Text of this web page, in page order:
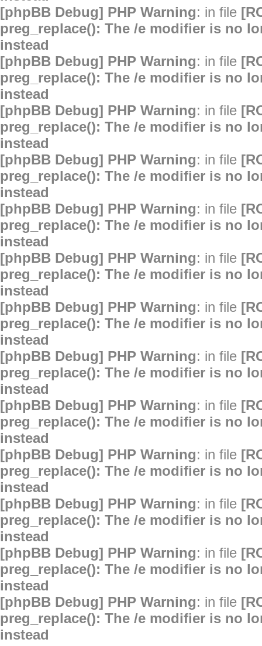
[phpBB Debug] PHP Warning: in file
preg_replace(): The /e modifier is no
instead
[phpBB Debug] PHP Warning: in file
preg_replace(): The /e modifier is no
instead
[phpBB Debug] PHP Warning: in file
preg_replace(): The /e modifier is no
instead
[phpBB Debug] PHP Warning: in file
preg_replace(): The /e modifier is no
instead
[phpBB Debug] PHP Warning: in file
preg_replace(): The /e modifier is no
instead
[phpBB Debug] PHP Warning: in file
preg_replace(): The /e modifier is no
instead
[phpBB Debug] PHP Warning: in file
preg_replace(): The /e modifier is no
instead
[phpBB Debug] PHP Warning: in file
preg_replace(): The /e modifier is no
instead
[phpBB Debug] PHP Warning: in file
preg_replace(): The /e modifier is no
instead
[phpBB Debug] PHP Warning: in file
preg_replace(): The /e modifier is no
instead
[phpBB Debug] PHP Warning: in file
preg_replace(): The /e modifier is no
instead
[phpBB Debug] PHP Warning: in file
preg_replace(): The /e modifier is no
instead
[phpBB Debug] PHP Warning: in file
preg_replace(): The /e modifier is no
instead